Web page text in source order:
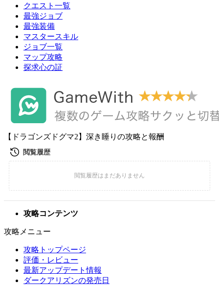
クエスト一覧
最強ジョブ
最強装備
マスタースキル
ジョブ一覧
マップ攻略
探求心の証
【ドラゴンズドグマ2】深き睡りの攻略と報酬
攻略コンテンツ
攻略メニュー
攻略トップページ
評価・レビュー
最新アップデート情報
ダークアリズンの発売日